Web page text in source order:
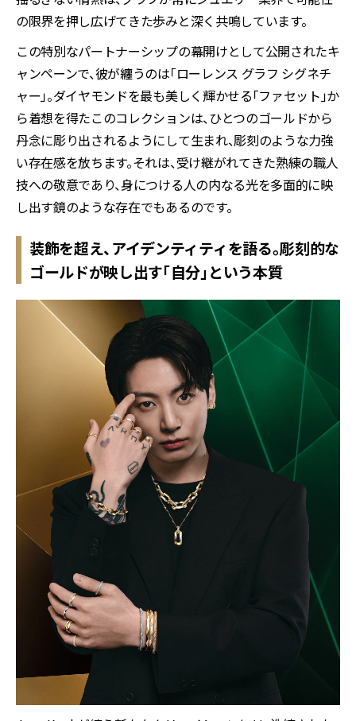
の限界を押し広げてきた歩みと深く共鳴しています。
この特別なパートナーシップの幕開けとして公開されたキ
ャンペーンで、彼が纏うのは「ローレンス グラフ シグネチ
ャー」。ダイヤモンドを最も美しく輝かせる「ファセット」か
ら着想を得たこのコレクションは、ひとつのゴールドから
丹念に彫り出されるようにして生まれ、彫刻のような力強
い存在感を放ちます。それは、受け継がれてきた熟練の職人
技への敬意であり、身につける人の内なる光を多面的に映
し出す鏡のような存在でもあるのです。
装飾を超え、アイデンティティを語る。彫刻的な
ゴールドが映し出す「自分」という本質